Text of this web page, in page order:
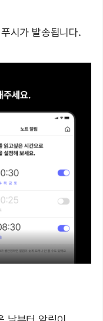
시가 발송됩니다.